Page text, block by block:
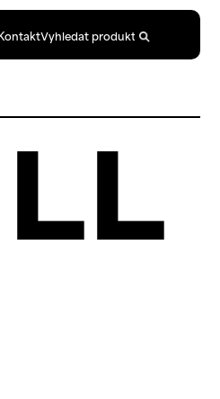
Kontakt